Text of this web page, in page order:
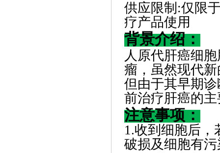
供应限制 :仅限
疗产品使用
背景介绍：
人原代肝癌细
瘤，虽然现代
但由于其早期
前治疗肝癌的
注意事项：
1.收到细胞后
破损及细胞有